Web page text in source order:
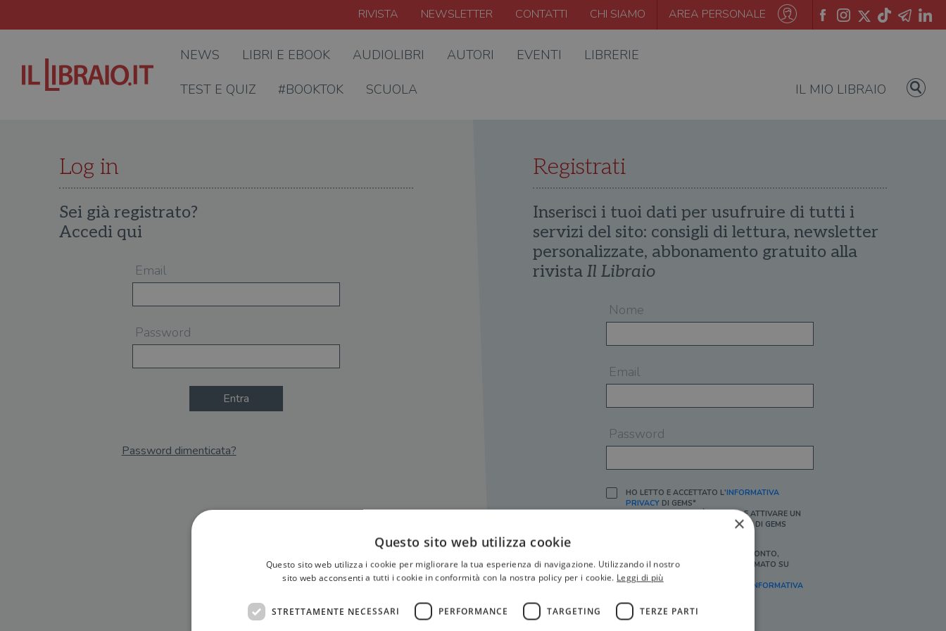
RIVISTA NEWSLETTER CONTATTI CHI SIAMO AREA PERSONALE
NEWS LIBRI E EBOOK AUDIOLIBRI AUTORI EVENTI LIBRERIE
TEST E QUIZ #BOOKTOK SCUOLA IL MIO LIBRAIO
Log in
Sei già registrato?
Accedi qui
Email
Password
Entra
Password dimenticata?
Registrati
Inserisci i tuoi dati per usufruire di tutti i
servizi del sito: consigli di lettura, newsletter
personalizzate, abbonamento gratuito alla
rivista Il Libraio
Nome
Email
Password
HO LETTO E ACCETTATO L'INFORMATIVA
PRIVACYDI GEMS*
IN MANCANZA NON È POSSIBILE ATTIVARE UN
ACCOUNT E/O RICEVERE I SERVIZI DI GEMS
SÌ, DESIDERO RICEVERE BUONI SCONTO,
OFFERTE SPECIALI, ESSERE INFORMATO SU
PROMOZIONI E NOVITÀ.
[FINALITÀ MARKETING, ART.2 (E),
INFORMATIVA
×
Questo sito web utilizza cookie
Questo sito web utilizza i cookie per migliorare la tua esperienza di navigazione. Utilizzando il nostro
sito web acconsenti a tutti i cookie in conformità con la nostra policy per i cookie. Leggi di più
STRETTAMENTE NECESSARI PERFORMANCE TARGETING TERZE PARTI